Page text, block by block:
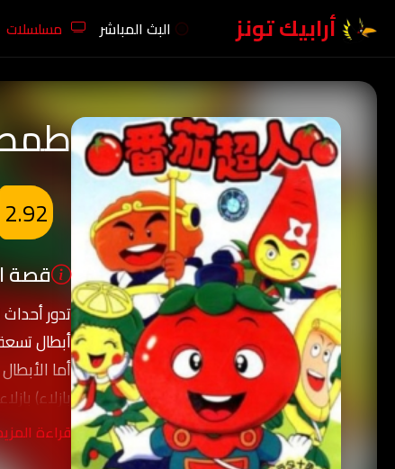
أرابيك تونز البث المباشر مسلسلات
2.92
قصة
تدور
أبطال
أما
بازلاء)
ولدى
وإلحاق
قراءة